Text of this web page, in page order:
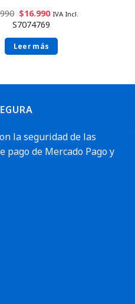
$16.990 IVA Incl.
S7074769
Leer más
la seguridad de las
pago de Mercado Pago y